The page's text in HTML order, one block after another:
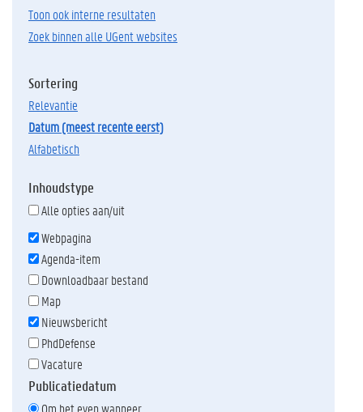
Toon ook interne resultaten
Zoek binnen alle UGent websites
Sortering
relevantie
datum (meest recente eerst)
alfabetisch
Inhoudstype
Alle opties aan/uit
Webpagina
Agenda-item
Downloadbaar bestand
Map
Nieuwsbericht
PhdDefense
Vacature
Publicatiedatum
Om het even wanneer